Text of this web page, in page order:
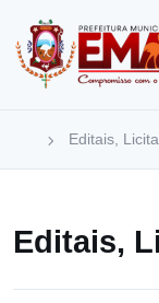
Editais,
Editais,